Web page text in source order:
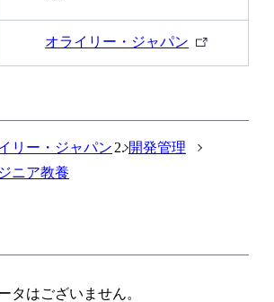
オライリー・ジャパン
外
リー・ジャパン
開発管理
ニア教養
タはございません。